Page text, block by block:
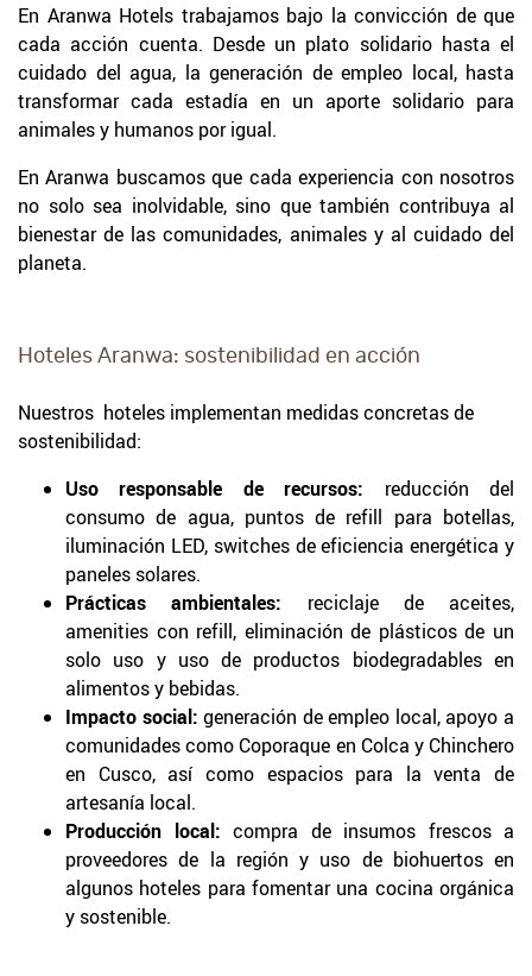
En Aranwa Hotels trabajamos bajo la convicción de que
cada acción cuenta. Desde un plato solidario hasta el
cuidado del agua, la generación de empleo local, hasta
transformar cada estadía en un aporte solidario para
animales y humanos por igual.
En Aranwa buscamos que cada experiencia con nosotros
no solo sea inolvidable, sino que también contribuya al
bienestar de las comunidades, animales y al cuidado del
planeta.
Hoteles Aranwa: sostenibilidad en acción
Nuestros hoteles implementan medidas concretas de
sostenibilidad:
Uso responsable de recursos: reducción del
consumo de agua, puntos de refill para botellas,
iluminación LED, switches de eficiencia energética y
paneles solares.
Prácticas ambientales: reciclaje de aceites,
amenities con refill, eliminación de plásticos de un
solo uso y uso de productos biodegradables en
alimentos y bebidas.
Impacto social: generación de empleo local, apoyo a
comunidades como Coporaque en Colca y Chinchero
en Cusco, así como espacios para la venta de
artesanía local.
Producción local: compra de insumos frescos a
proveedores de la región y uso de biohuertos en
algunos hoteles para fomentar una cocina orgánica
y sostenible.